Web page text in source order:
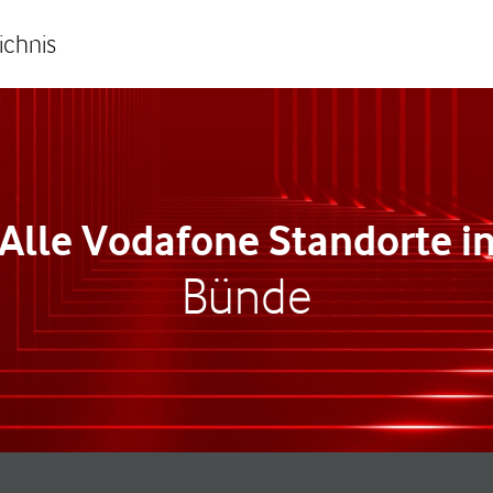
Vodafone Standorte
Bünde